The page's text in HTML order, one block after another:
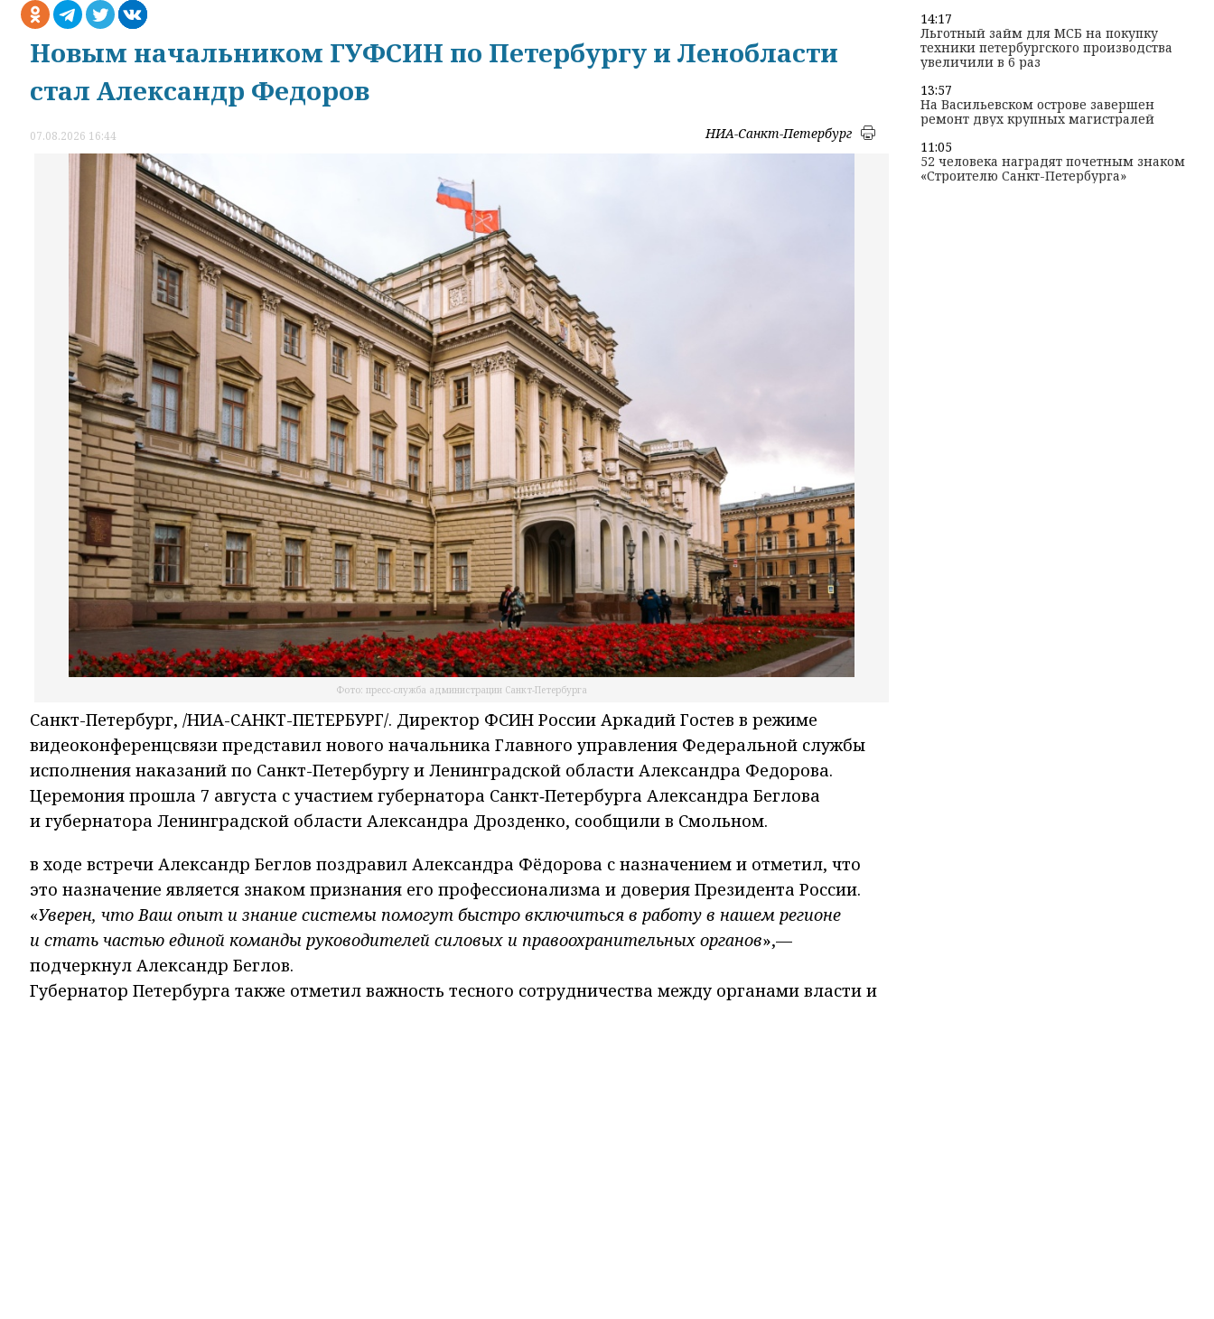
Новым начальником ГУФСИН по Петербургу и Ленобласти
стал Александр Федоров
07.08.2026 16:44 НИА-Санкт-Петербург
Фото: пресс-служба администрации Санкт-Петербурга
Санкт-Петербург, /НИА-САНКТ-ПЕТЕРБУРГ/. Директор ФСИН России Аркадий Гостев в режиме
видеоконференцсвязи представил нового начальника Главного управления Федеральной службы
исполнения наказаний по Санкт-Петербургу и Ленинградской области Александра Федорова.
Церемония прошла 7 августа с участием губернатора Санкт‑Петербурга Александра Беглова
и губернатора Ленинградской области Александра Дрозденко, сообщили в Смольном.
в ходе встречи Александр Беглов поздравил Александра Фёдорова с назначением и отметил, что
это назначение является знаком признания его профессионализма и доверия Президента России.
«Уверен, что Ваш опыт и знание системы помогут быстро включиться в работу в нашем регионе
и стать частью единой команды руководителей силовых и правоохранительных органов»,—
подчеркнул Александр Беглов.
Губернатор Петербурга также отметил важность тесного сотрудничества между органами власти и
14:17
Льготный займ для МСБ на покупку
техники петербургского производства
увеличили в 6 раз
13:57
На Васильевском острове завершен
ремонт двух крупных магистралей
11:05
52 человека наградят почетным знаком
«Строителю Санкт-Петербурга»